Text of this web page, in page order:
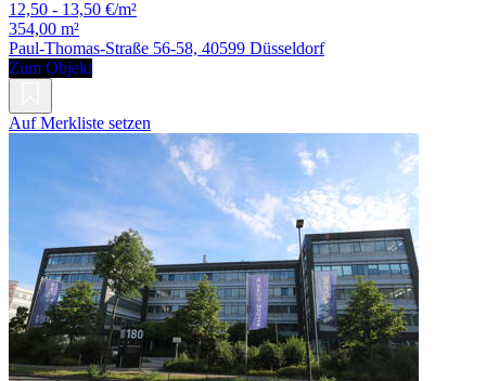
12,50 - 13,50 €/m²
354,00 m²
Paul-Thomas-Straße 56-58, 40599 Düsseldorf
Zum Objekt
Auf Merkliste setzen